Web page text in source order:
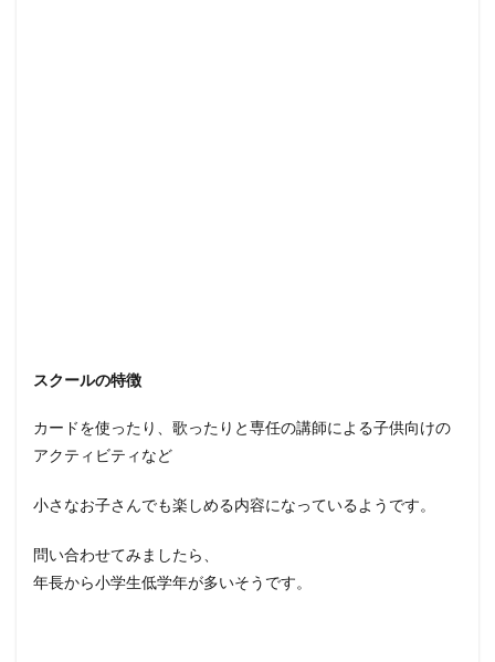
スクールの特徴
カードを使ったり、歌ったりと専任の講師による子供向けの
アクティビティなど
小さなお子さんでも楽しめる内容になっているようです。
問い合わせてみましたら、
年長から小学生低学年が多いそうです。